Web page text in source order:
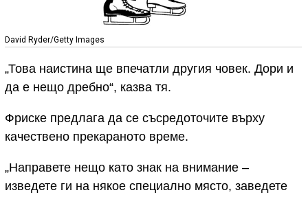
David Ryder/Getty Images
„Това наистина ще впечатли другия човек. Дори и
да е нещо дребно“, казва тя.
Фриске предлага да се съсредоточите върху
качествено прекараното време.
„Направете нещо като знак на внимание –
изведете ги на някое специално място, заведете